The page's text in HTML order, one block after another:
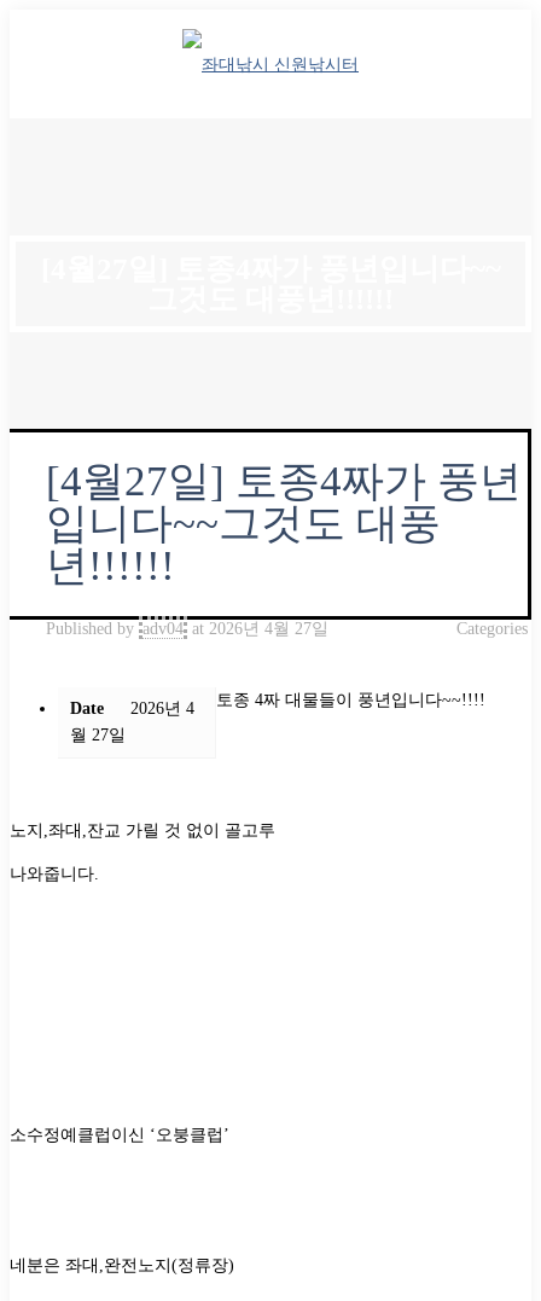
[4월27일] 토종4짜가 풍년
입니다~~그것도 대풍
년!!!!!!
Published by adv04 at 2026년 4월 27일 Categories
Date
2026년 4
월 27일
토종 4짜 대물들이 풍년입니다~~!!!!
노지 좌대 잔교 가릴 것 없이 골고루
나와줍니다
소수정예클럽이신 ‘ 오붕클럽 ’
네분은 좌대 완전노지(정류장)